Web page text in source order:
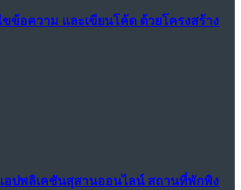
ข้อความ และเขียนโค้ด ด้วยโครงสร้าง
แอปพลิเคชันสุสานออนไลน์ สถานที่พักพิง